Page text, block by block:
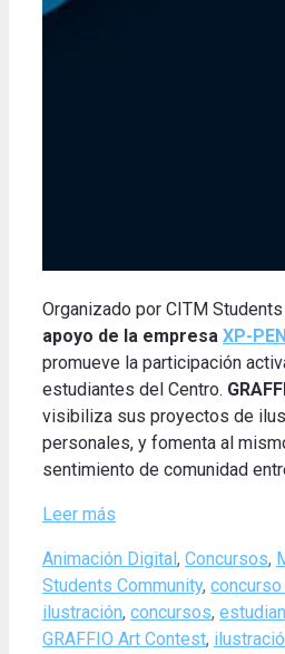
Organizado por CITM
apoyo de la empresa XP-PEN
promueve la participación
estudiantes del Centro.
visibiliza sus proyectos de
personales, y fomenta al
sentimiento de comunidad
Leer más
Categories
Animación Digital , Concursos,
Students Community,
ilustración, concursos,
GRAFFIO Art Contest,